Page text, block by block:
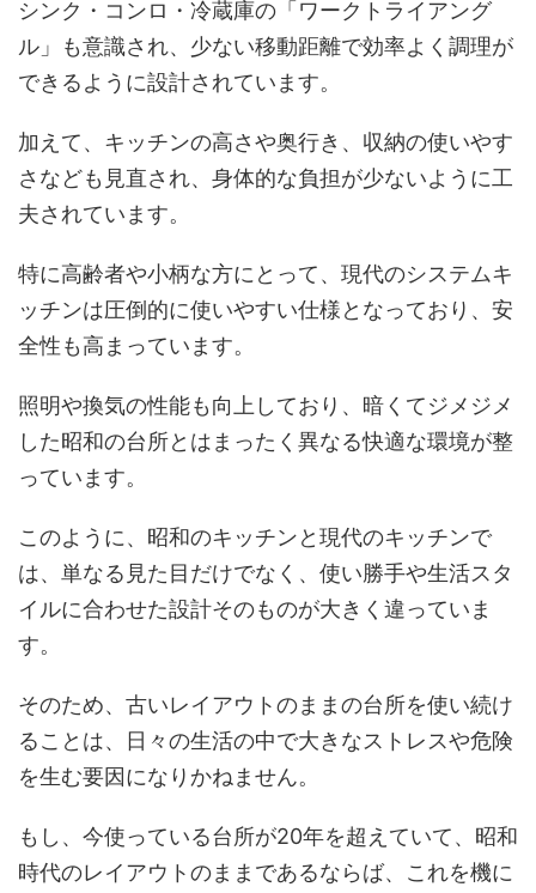
シンク・コンロ・冷蔵庫の「ワークトライアング
ル」も意識され、少ない移動距離で効率よく調理が
できるように設計されています。
加えて、キッチンの高さや奥行き、収納の使いやす
さなども見直され、身体的な負担が少ないように工
夫されています。
特に高齢者や小柄な方にとって、現代のシステムキ
ッチンは圧倒的に使いやすい仕様となっており、安
全性も高まっています。
照明や換気の性能も向上しており、暗くてジメジメ
した昭和の台所とはまったく異なる快適な環境が整
っています。
このように、昭和のキッチンと現代のキッチンで
は、単なる見た目だけでなく、使い勝手や生活スタ
イルに合わせた設計そのものが大きく違っていま
す。
そのため、古いレイアウトのままの台所を使い続け
ることは、日々の生活の中で大きなストレスや危険
を生む要因になりかねません。
もし、今使っている台所が20年を超えていて、昭和
時代のレイアウトのままであるならば、これを機に